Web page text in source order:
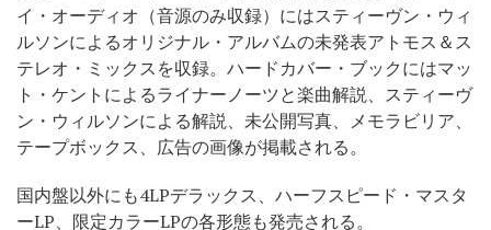
イ・オーディオ（音源のみ収録）にはスティーヴン・ウィ
ルソンによるオリジナル・アルバムの未発表アトモス＆ス
テレオ・ミックスを収録。ハードカバー・ブックにはマッ
ト・ケントによるライナーノーツと楽曲解説、スティーヴ
ン・ウィルソンによる解説、未公開写真、メモラビリア、
テープボックス、広告の画像が掲載される。
国内盤以外にも4LPデラックス、ハーフスピード・マスタ
ーLP、限定カラーLPの各形態も発売される。